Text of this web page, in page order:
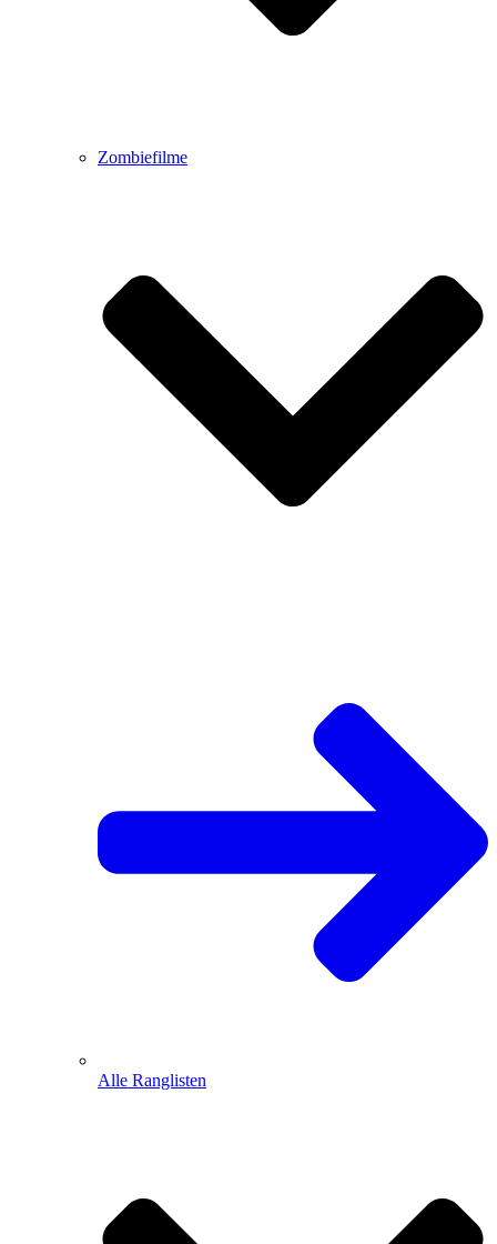
Zombiefilme
Alle Ranglisten